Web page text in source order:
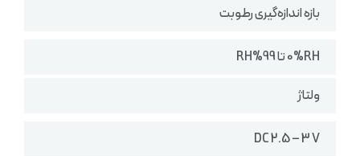
بازه اندازه‌گیری رطوبت
0%RH تا 99%RH
ولتاژ
DC 2.5 – 3 V